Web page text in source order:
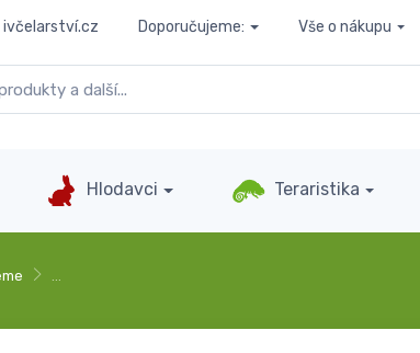
ivčelarství.cz Doporučujeme: Vše o nákupu
Hlodavci Teraristika
…